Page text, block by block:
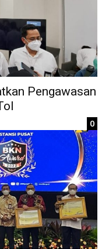
Pengawasan
0